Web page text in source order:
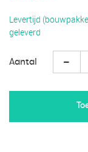
Levertijd
geleverd
Aantal